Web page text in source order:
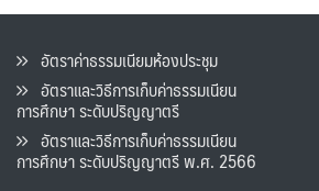
อัตราค่าธรรมเนียมห้องประชุม
อัตราและวิธีการเก็บค่าธรรมเนียน
การศึกษา ระดับปริญญาตรี
อัตราและวิธีการเก็บค่าธรรมเนียน
การศึกษา ระดับปริญญาตรี พ.ศ. 2566